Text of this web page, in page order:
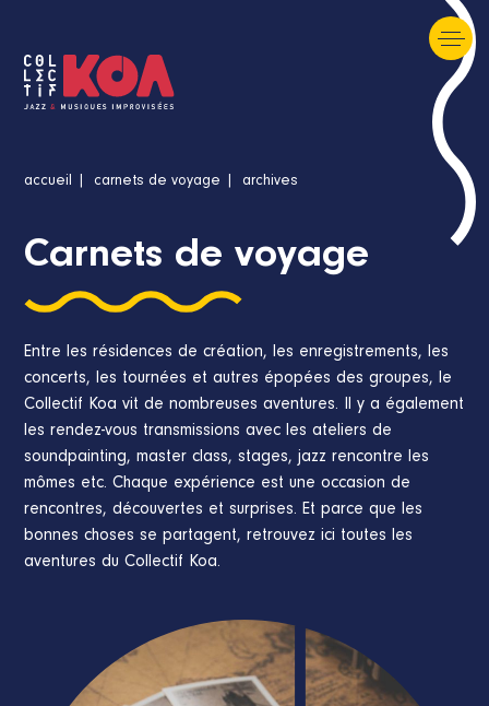
accueil carnets de voyage archives
Carnets de voyage
Entre les résidences de création, les enregistrements, les
concerts, les tournées et autres épopées des groupes, le
Collectif Koa vit de nombreuses aventures. Il y a également
les rendez-vous transmissions avec les ateliers de
soundpainting, master class, stages, jazz rencontre les
mômes etc. Chaque expérience est une occasion de
rencontres, découvertes et surprises. Et parce que les
bonnes choses se partagent, retrouvez ici toutes les
aventures du Collectif Koa.